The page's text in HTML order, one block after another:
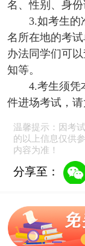
名、性别、身份
3.如考生的
名所在地的考
办法同学们可
知等。
4.考生须凭
件进场考试，请
温馨提示：因考
的以上信息仅供
内容为准！
分享至：